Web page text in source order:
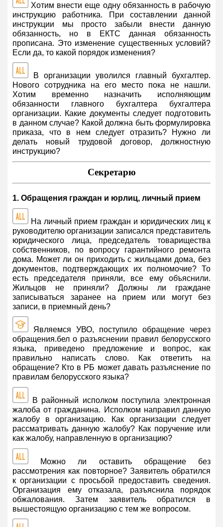
Хотим внести еще одну обязанность в рабочую
инструкцию работника. При составлении данной
инструкции мы просто забыли внести данную
обязанность, но в ЕКТС данная обязанность
прописана. Это изменение существенных условий?
Если да, то какой порядок изменения?
В организации уволился главный бухгалтер.
Нового сотрудника на его место пока не нашли.
Хотим временно назначить исполняющим
обязанности главного бухгалтера бухгалтера
организации. Какие документы следует подготовить
в данном случае? Какой должна быть формулировка
приказа, что в нем следует отразить? Нужно ли
делать новый трудовой договор, должностную
инструкцию?
Секретарю
1. Обращения граждан и юрлиц, личный прием
На личный прием граждан и юридических лиц к
руководителю организации записался представитель
юридического лица, председатель товарищества
собственников, по вопросу гарантийного ремонта
дома. Может ли он приходить с жильцами дома, без
документов, подтверждающих их полномочие? То
есть председателя приняли, все ему объяснили.
Жильцов не приняли? Должны ли граждане
записываться заранее на прием или могут без
записи, в приемный день?
Являемся УВО, поступило обращение через
обращения.бел о разъяснении правил белорусского
языка, приведено предложение и вопрос, как
правильно написать слово. Как ответить на
обращение? Кто в РБ может давать разъяснение по
правилам белорусского языка?
В районный исполком поступила электронная
жалоба от гражданина. Исполком направил данную
жалобу в организацию. Как организации следует
рассматривать данную жалобу? Как поручение или
как жалобу, направленную в организацию?
Можно ли оставить обращение без
рассмотрения как повторное? Заявитель обратился
к организации с просьбой предоставить сведения.
Организация ему отказала, разъяснила порядок
обжалования. Затем заявитель обратился в
вышестоящую организацию с тем же вопросом.